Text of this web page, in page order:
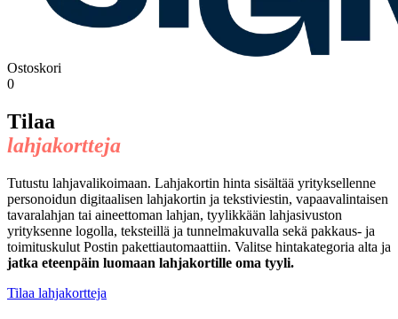
Ostoskori
0
Tilaa
lahjakortteja
Tutustu lahjavalikoimaan. Lahjakortin hinta sisältää yrityksellenne
personoidun digitaalisen lahjakortin ja tekstiviestin, vapaavalintaisen
tavaralahjan tai aineettoman lahjan, tyylikkään lahjasivuston
yrityksenne logolla, teksteillä ja tunnelmakuvalla sekä pakkaus- ja
toimituskulut Postin pakettiautomaattiin. Valitse hintakategoria alta ja
jatka eteenpäin luomaan lahjakortille oma tyyli.
Tilaa lahjakortteja